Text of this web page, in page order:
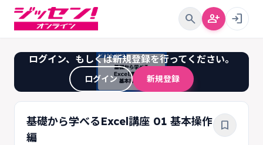
search person_add login
ログイン、もしくは新規登録を行ってください。
ログイン 新規登録
基礎から学べるExcel講座 01 基本操作
編
bookmark_border